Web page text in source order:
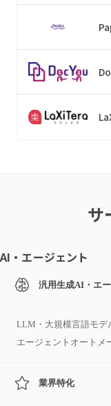
サ
AI・エージェント
汎用生成AI・エ
LLM・大規模言語モデ
エージェントオートメ
業界特化